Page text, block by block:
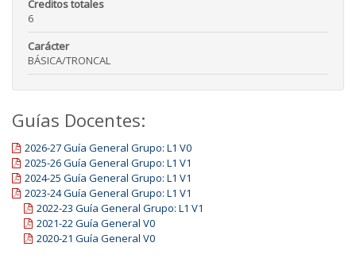
Creditos totales
6
Carácter
BÁSICA/TRONCAL
Guías Docentes:
2026-27 Guía General Grupo: L1 V0
2025-26 Guía General Grupo: L1 V1
2024-25 Guía General Grupo: L1 V1
2023-24 Guía General Grupo: L1 V1
2022-23 Guía General Grupo: L1 V1
2021-22 Guía General V0
2020-21 Guía General V0